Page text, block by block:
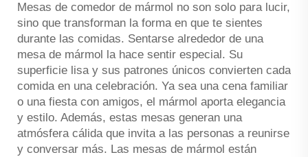
Mesas de comedor de mármol no son solo para lucir,
sino que transforman la forma en que te sientes
durante las comidas. Sentarse alrededor de una
mesa de mármol la hace sentir especial. Su
superficie lisa y sus patrones únicos convierten cada
comida en una celebración. Ya sea una cena familiar
o una fiesta con amigos, el mármol aporta elegancia
y estilo. Además, estas mesas generan una
atmósfera cálida que invita a las personas a reunirse
y conversar más. Las mesas de mármol están